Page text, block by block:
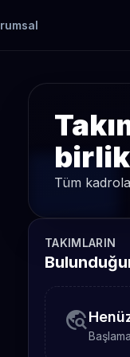
Tüm
TAKIMLARIN
travel_explore